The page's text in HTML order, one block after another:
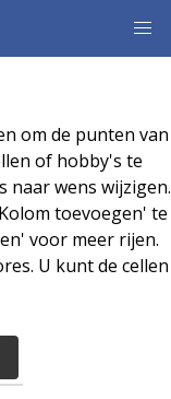
om de punten van
of hobby's te
naar wens wijzigen.
toevoegen' te
voor meer rijen.
U kunt de cellen